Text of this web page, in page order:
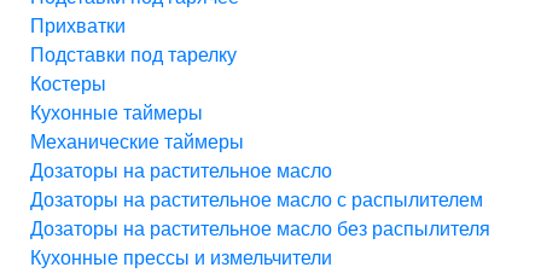
Прихватки
Подставки под тарелку
Костеры
Кухонные таймеры
Механические таймеры
Дозаторы на растительное масло
Дозаторы на растительное масло с распылителем
Дозаторы на растительное масло без распылителя
Кухонные прессы и измельчители